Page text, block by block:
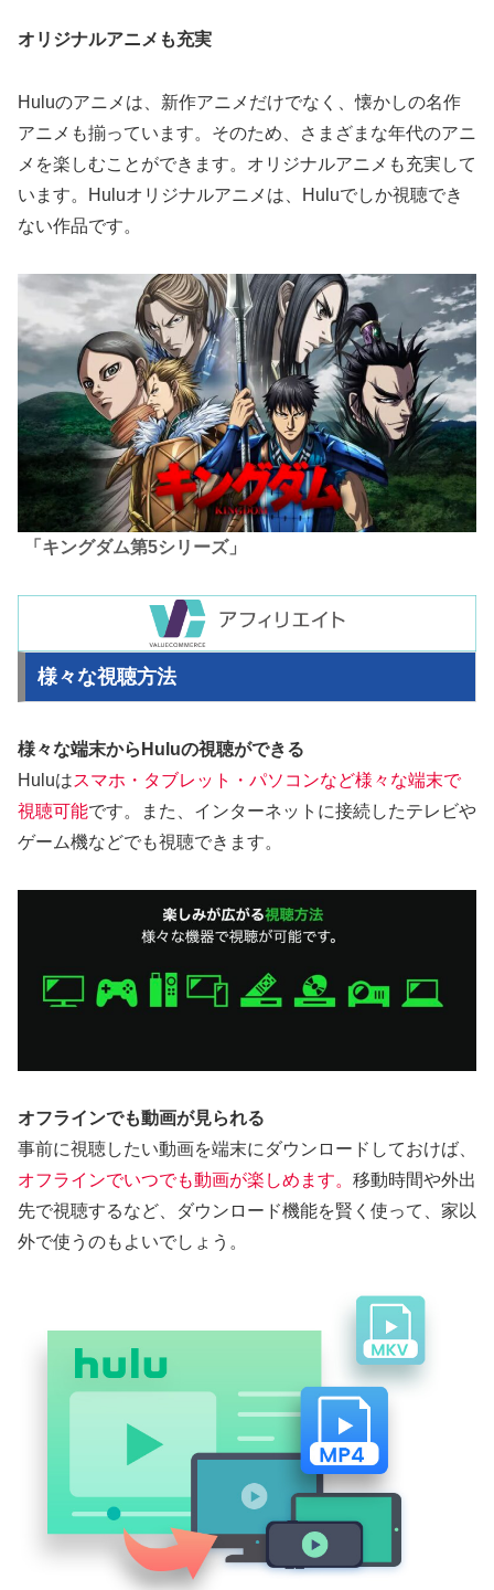
オリジナルアニメも充実
Huluのアニメは、新作アニメだけでなく、懐かしの名作
アニメも揃っています。そのため、さまざまな年代のアニ
メを楽しむことができます。オリジナルアニメも充実して
います。Huluオリジナルアニメは、Huluでしか視聴でき
ない作品です。
「キングダム第5シリーズ」
様々な視聴方法
様々な端末からHuluの視聴ができる
Huluはスマホ・タブレット・パソコンなど様々な端末で
視聴可能です。また、インターネットに接続したテレビや
ゲーム機などでも視聴できます。
オフラインでも動画が見られる
事前に視聴したい動画を端末にダウンロードしておけば、
オフラインでいつでも動画が楽しめます。 移動時間や外出
先で視聴するなど、ダウンロード機能を賢く使って、家以
外で使うのもよいでしょう。